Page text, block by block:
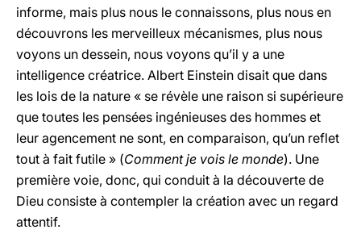
informe, mais plus nous le connaissons, plus nous en
découvrons les merveilleux mécanismes, plus nous
voyons un dessein, nous voyons qu’il y a une
intelligence créatrice. Albert Einstein disait que dans
les lois de la nature « se révèle une raison si supérieure
que toutes les pensées ingénieuses des hommes et
leur agencement ne sont, en comparaison, qu’un reflet
tout à fait futile » (Comment je vois le monde). Une
première voie, donc, qui conduit à la découverte de
Dieu consiste à contempler la création avec un regard
attentif.